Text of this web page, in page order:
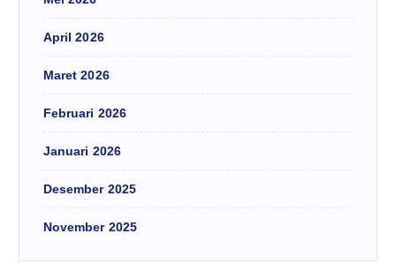
April 2026
Maret 2026
Februari 2026
Januari 2026
Desember 2025
November 2025